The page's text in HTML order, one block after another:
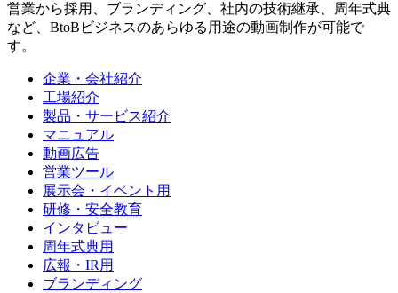
営業から採用、ブランディング、社内の技術継承、周年式典
など、BtoBビジネスのあらゆる用途の動画制作が可能で
す。
企業・会社紹介
工場紹介
製品・サービス紹介
マニュアル
動画広告
営業ツール
展示会・イベント用
研修・安全教育
インタビュー
周年式典用
広報・IR用
ブランディング